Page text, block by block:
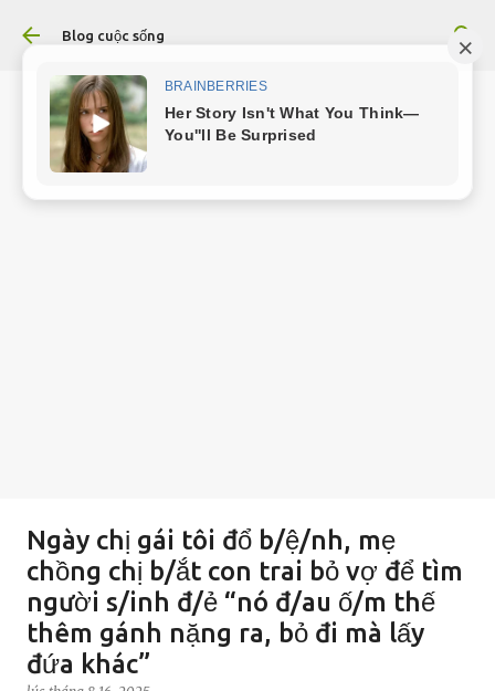
Chuyển đến nội dung chính
Blog cuộc sống
Ngày chị gái tôi đổ b/ệ/nh, mẹ
chồng chị b/ắt con trai bỏ vợ để tìm
người s/inh đ/ẻ “nó đ/au ố/m thế
thêm gánh nặng ra, bỏ đi mà lấy
đứa khác”